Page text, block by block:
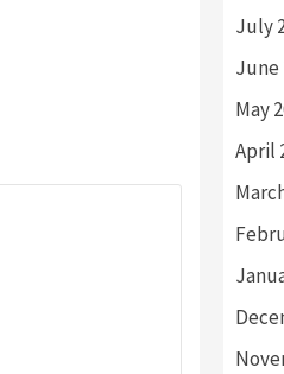
July
June
May
April